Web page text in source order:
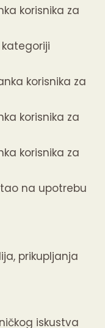
korisnika za
korisnika za
korisnika za
korisnika za
na upotrebu
prikupljanja
iskustva